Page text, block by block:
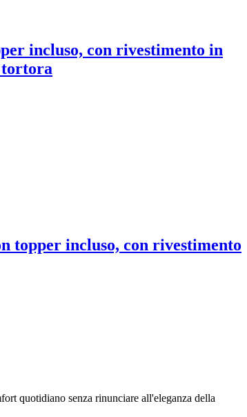
incluso, con rivestimento in
tortora
topper incluso, con rivestimento
quotidiano senza rinunciare all'eleganza della